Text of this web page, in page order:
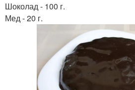
Шоколад - 100 г.
Мед - 20 г.